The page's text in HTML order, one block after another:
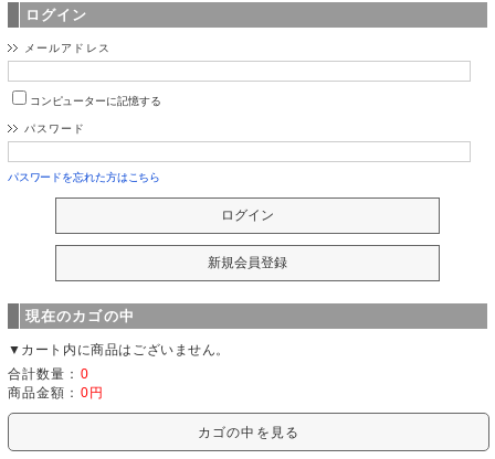
ログイン
メールアドレス
コンピューターに記憶する
パスワード
パスワードを忘れた方はこちら
現在のカゴの中
▼カート内に商品はございません。
合計数量： 0
商品金額： 0円
カゴの中を見る